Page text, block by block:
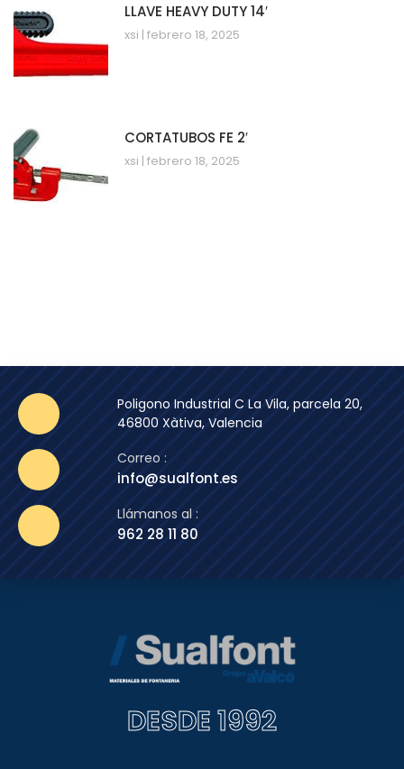
LLAVE HEAVY DUTY 14′
xsi febrero 18, 2025
CORTATUBOS FE 2′
xsi febrero 18, 2025
Poligono Industrial C La Vila, parcela 20,
46800 Xàtiva, Valencia
Correo :
info@sualfont.es
Llámanos al :
962 28 11 80
DESDE 1992